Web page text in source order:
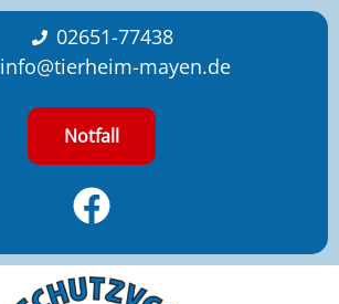
02651-77438
info@tierheim-mayen.de
Notfall